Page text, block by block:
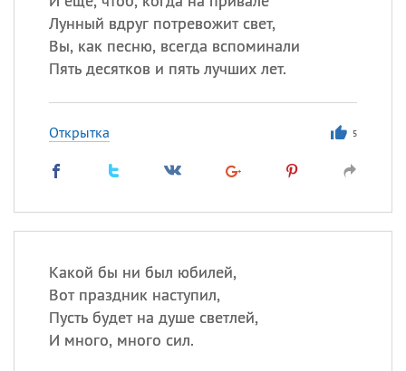
Лунный вдруг потревожит свет,
Вы, как песню, всегда вспоминали
Пять десятков и пять лучших лет.
Открытка 5
Какой бы ни был юбилей,
Вот праздник наступил,
Пусть будет на душе светлей,
И много, много сил.